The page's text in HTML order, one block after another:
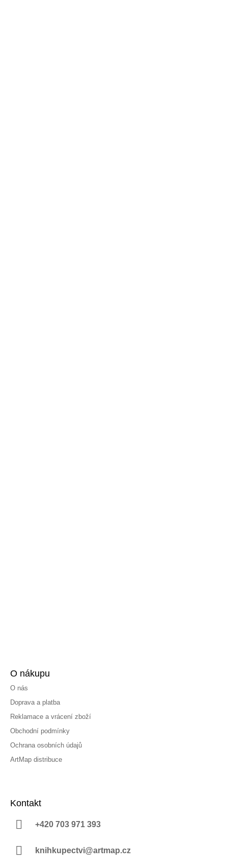
O nákupu
O nás
Doprava a platba
Reklamace a vrácení zboží
Obchodní podmínky
Ochrana osobních údajů
ArtMap distribuce
Kontakt
+420 703 971 393
knihkupectvi@artmap.cz